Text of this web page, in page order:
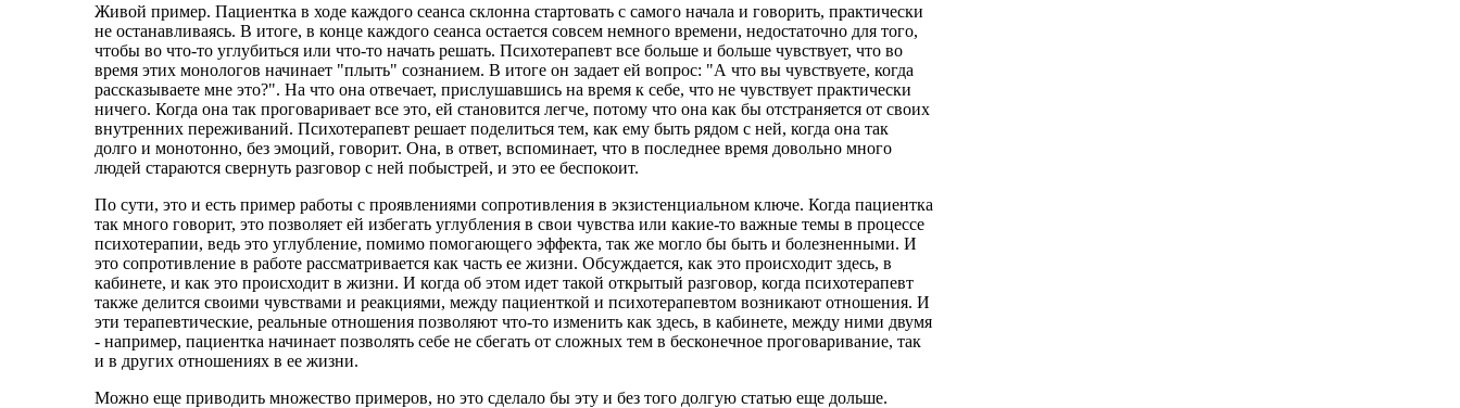
Живой пример. Пациентка в ходе каждого сеанса склонна стартовать с самого начала и говорить, практически
не останавливаясь. В итоге, в конце каждого сеанса остается совсем немного времени, недостаточно для того,
чтобы во что-то углубиться или что-то начать решать. Психотерапевт все больше и больше чувствует, что во
время этих монологов начинает "плыть" сознанием. В итоге он задает ей вопрос: "А что вы чувствуете, когда
рассказываете мне это?". На что она отвечает, прислушавшись на время к себе, что не чувствует практически
ничего. Когда она так проговаривает все это, ей становится легче, потому что она как бы отстраняется от своих
внутренних переживаний. Психотерапевт решает поделиться тем, как ему быть рядом с ней, когда она так
долго и монотонно, без эмоций, говорит. Она, в ответ, вспоминает, что в последнее время довольно много
людей стараются свернуть разговор с ней побыстрей, и это ее беспокоит.
По сути, это и есть пример работы с проявлениями сопротивления в экзистенциальном ключе. Когда пациентка
так много говорит, это позволяет ей избегать углубления в свои чувства или какие-то важные темы в процессе
психотерапии, ведь это углубление, помимо помогающего эффекта, так же могло бы быть и болезненными. И
это сопротивление в работе рассматривается как часть ее жизни. Обсуждается, как это происходит здесь, в
кабинете, и как это происходит в жизни. И когда об этом идет такой открытый разговор, когда психотерапевт
также делится своими чувствами и реакциями, между пациенткой и психотерапевтом возникают отношения. И
эти терапевтические, реальные отношения позволяют что-то изменить как здесь, в кабинете, между ними двумя
- например, пациентка начинает позволять себе не сбегать от сложных тем в бесконечное проговаривание, так
и в других отношениях в ее жизни.
Можно еще приводить множество примеров, но это сделало бы эту и без того долгую статью еще дольше.